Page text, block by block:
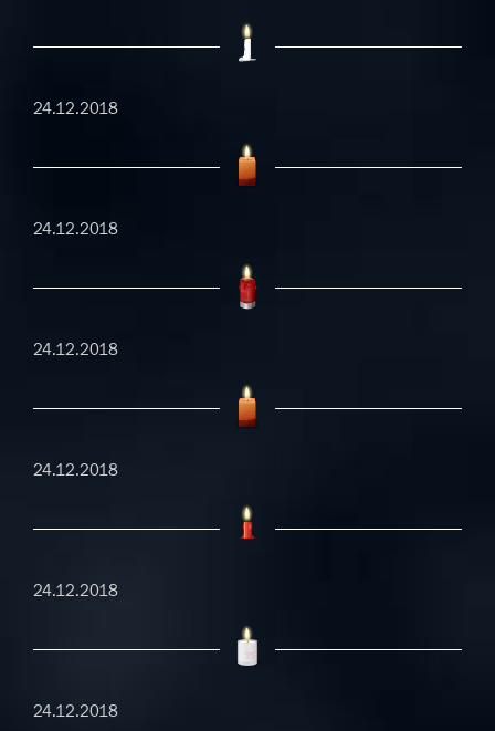
24.12.2018
24.12.2018
24.12.2018
24.12.2018
24.12.2018
24.12.2018